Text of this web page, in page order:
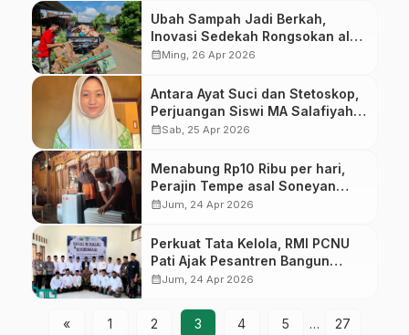
​Ubah Sampah Jadi Berkah,
Inovasi Sedekah Rongsokan ala
LAZISNU Ranting Penggung
calendar_monthMing, 26 Apr 2026
Antara Ayat Suci dan Stetoskop,
Perjuangan Siswi MA Salafiyah
Kajen Wujudkan Harapan Jadi
calendar_monthSab, 25 Apr 2026
Menabung Rp10 Ribu per hari,
Perajin Tempe asal Soneyan
Akhirnya Berangkat Haji
calendar_monthJum, 24 Apr 2026
​Perkuat Tata Kelola, RMI PCNU
Pati Ajak Pesantren Bangun
Sistem Administrasi Tertib
calendar_monthJum, 24 Apr 2026
« 1 2 3 4 5 …
27